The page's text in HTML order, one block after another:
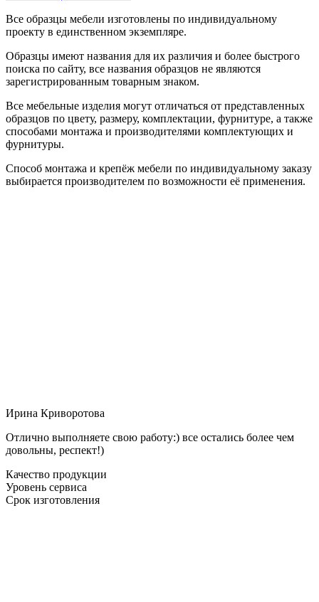
Все образцы мебели изготовлены по индивидуальному
проекту в единственном экземпляре.
Образцы имеют названия для их различия и более быстрого
поиска по сайту, все названия образцов не являются
зарегистрированным товарным знаком.
Все мебельные изделия могут отличаться от представленных
образцов по цвету, размеру, комплектации, фурнитуре, а также
способами монтажа и производителями комплектующих и
фурнитуры.
Способ монтажа и крепёж мебели по индивидуальному заказу
выбирается производителем по возможности её применения.
Ирина Криворотова
Отлично выполняете свою работу:) все остались более чем
довольны, респект!)
Качество продукции
Уровень сервиса
Срок изготовления